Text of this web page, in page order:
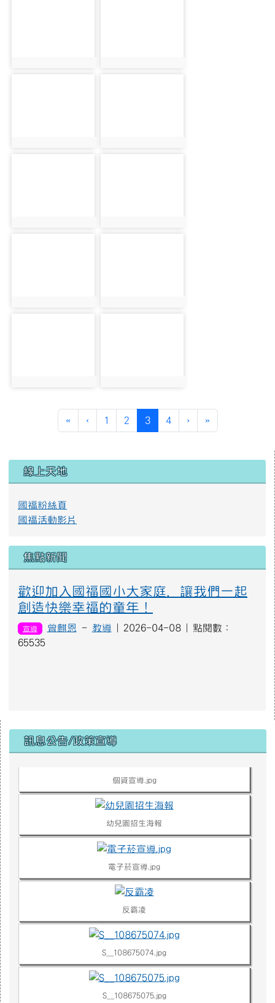
«第一頁
‹上一頁
1 2 3(目前頁次)
4 ›下一頁
»最後頁
左邊區域內容
線上天地
國福粉絲頁
國福活動影片
焦點新聞
歡迎加入國福國小大家庭，讓我們一起
創造快樂幸福的童年！
宣導 曾麒恩 - 教導 | 2026-04-08 | 點閱數：
65535
右邊區域內容
訊息公告/政策宣導1708481928772.jpg
個資宣導.jpg
幼兒園招生海報
電子菸宣導.jpg
反霸凌
S__108675074.jpg
S__108675075.jpg